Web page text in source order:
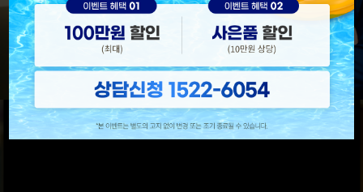
키즈텐 042는 식약처 인정 키성장
기능성 원료 황기추출물 등복합물
(HT042)을 함유한 어린이
건강기능식품입니다.
건강기능식품광고심의필 210410803